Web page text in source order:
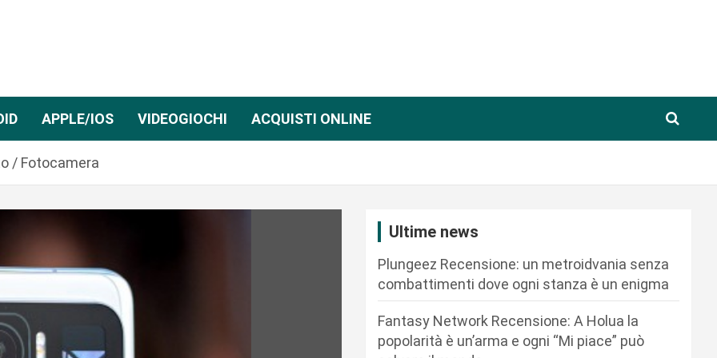
APPLE/IOS VIDEOGIOCHI ACQUISTI ONLINE
/ Fotocamera
Ultime news
Plungeez Recensione: un metroidvania senza
combattimenti dove ogni stanza è un enigma
Fantasy Network Recensione: A Holua la
popolarità è un’arma e ogni “Mi piace” può